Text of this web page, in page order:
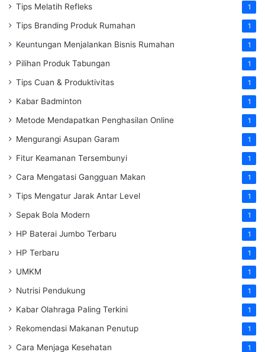
Tips Melatih Refleks 1
Tips Branding Produk Rumahan 1
Keuntungan Menjalankan Bisnis Rumahan 1
Pilihan Produk Tabungan 1
Tips Cuan & Produktivitas 1
Kabar Badminton 1
Metode Mendapatkan Penghasilan Online 1
Mengurangi Asupan Garam 1
Fitur Keamanan Tersembunyi 1
Cara Mengatasi Gangguan Makan 1
Tips Mengatur Jarak Antar Level 1
Sepak Bola Modern 1
HP Baterai Jumbo Terbaru 1
HP Terbaru 1
UMKM 1
Nutrisi Pendukung 1
Kabar Olahraga Paling Terkini 1
Rekomendasi Makanan Penutup 1
Cara Menjaga Kesehatan 1